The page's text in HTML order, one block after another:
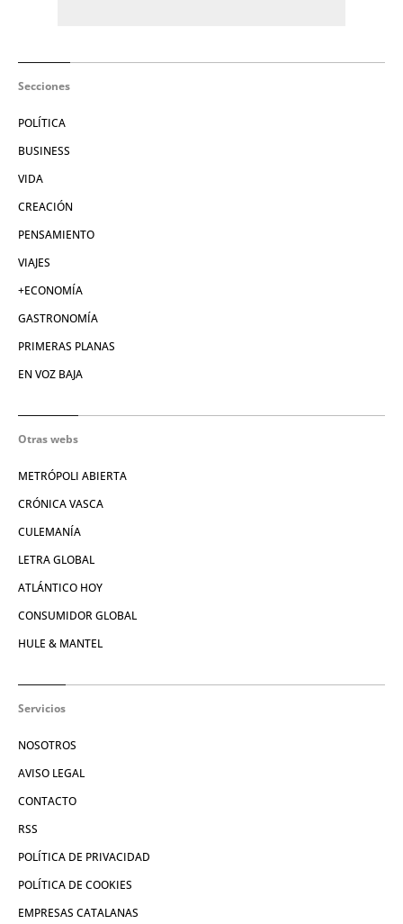
Secciones
POLÍTICA
BUSINESS
VIDA
CREACIÓN
PENSAMIENTO
VIAJES
+ECONOMÍA
GASTRONOMÍA
PRIMERAS PLANAS
EN VOZ BAJA
Otras webs
METRÓPOLI ABIERTA
CRÓNICA VASCA
CULEMANÍA
LETRA GLOBAL
ATLÁNTICO HOY
CONSUMIDOR GLOBAL
HULE & MANTEL
Servicios
NOSOTROS
AVISO LEGAL
CONTACTO
RSS
POLÍTICA DE PRIVACIDAD
POLÍTICA DE COOKIES
EMPRESAS CATALANAS